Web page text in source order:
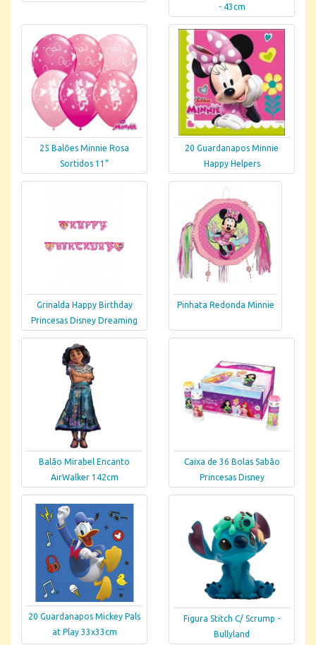
- 43cm
25 Balões Minnie Rosa
Sortidos 11"
20 Guardanapos Minnie
Happy Helpers
Grinalda Happy Birthday
Princesas Disney Dreaming
Pinhata Redonda Minnie
Balão Mirabel Encanto
AirWalker 142cm
Caixa de 36 Bolas Sabão
Princesas Disney
20 Guardanapos Mickey Pals
at Play 33x33cm
Figura Stitch C/ Scrump -
Bullyland